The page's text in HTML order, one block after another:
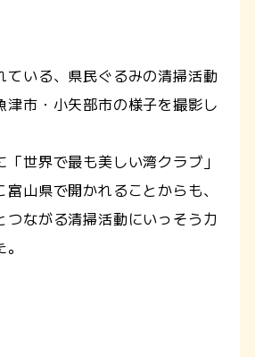
いる、県民ぐるみの清掃活動
津市・小矢部市の様子を撮影し
世界で最も美しい湾クラブ」
山県で開かれることからも、
つながる清掃活動にいっそう力